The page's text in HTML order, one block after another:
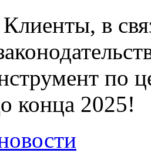
в
по
конца 2025!